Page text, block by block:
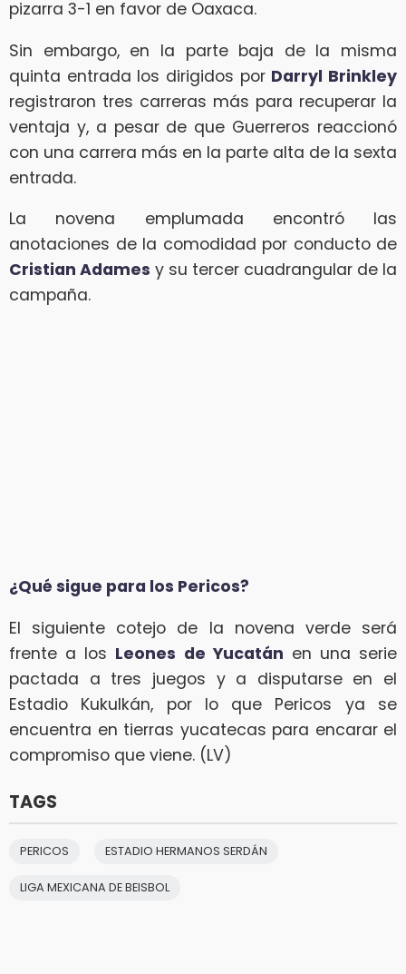
pizarra 3-1 en favor de Oaxaca.
Sin embargo, en la parte baja de la misma
quinta entrada los dirigidos por Darryl Brinkley
registraron tres carreras más para recuperar la
ventaja y, a pesar de que Guerreros reaccionó
con una carrera más en la parte alta de la sexta
entrada.
La novena emplumada encontró las
anotaciones de la comodidad por conducto de
Cristian Adames y su tercer cuadrangular de la
campaña.
¿Qué sigue para los Pericos?
El siguiente cotejo de la novena verde será
frente a los Leones de Yucatán en una serie
pactada a tres juegos y a disputarse en el
Estadio Kukulkán, por lo que Pericos ya se
encuentra en tierras yucatecas para encarar el
compromiso que viene. (LV)
TAGS
PERICOS ESTADIO HERMANOS SERDÁN
LIGA MEXICANA DE BEISBOL